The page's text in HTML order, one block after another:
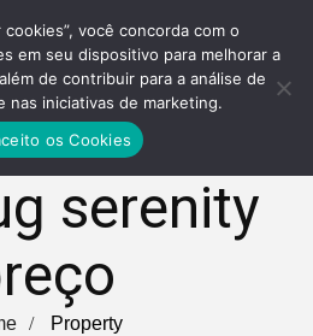
serenity
Property
cookies”, você concorda com o
em seu dispositivo para melhorar a
de contribuir para a análise de
nas iniciativas de marketing.
os Cookies